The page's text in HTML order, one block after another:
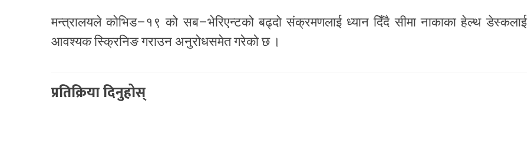
मन्त्रालयले कोभिड–१९ को सब–भेरिएन्टको बढ्दो संक्रमणलाई ध्यान दिँदै सीमा नाकाका हेल्थ डेस्कलाई
आवश्यक स्क्रिनिङ गराउन अनुरोधसमेत गरेको छ ।
प्रतिक्रिया दिनुहोस्